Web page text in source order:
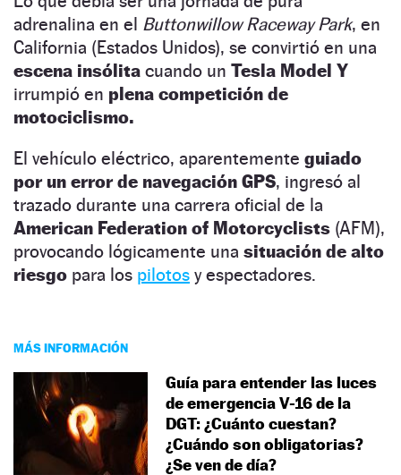
adrenalina en el Buttonwillow Raceway Park, en
California (Estados Unidos), se convirtió en una
escena insólita cuando un Tesla Model Y
irrumpió en plena competición de
motociclismo.
El vehículo eléctrico, aparentemente guiado
por un error de navegación GPS, ingresó al
trazado durante una carrera oficial de la
American Federation of Motorcyclists (AFM),
provocando lógicamente una situación de alto
riesgo para los pilotos y espectadores.
MÁS INFORMACIÓN
Guía para entender las luces
de emergencia V-16 de la
DGT: ¿Cuánto cuestan?
¿Cuándo son obligatorias?
¿Se ven de día?